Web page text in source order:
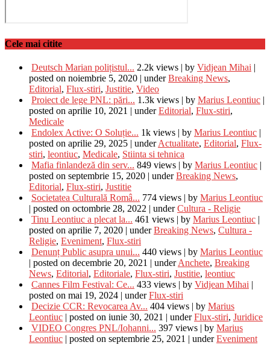
Cele mai citite
Deutsch Marian polițistul... 2.2k views | by Vidjean Mihai |
posted on noiembrie 5, 2020 | underBreaking News,
Editorial, Flux-stiri, Justitie, Video
Proiect de lege PNL: pări... 1.3k views | by Marius Leontiuc |
posted on aprilie 10, 2021 | underEditorial, Flux-stiri,
Medicale
Endolex Active: O Soluție... 1k views | by Marius Leontiuc |
posted on aprilie 29, 2025 | underActualitate, Editorial, Flux-
stiri, leontiuc, Medicale, Stiinta si tehnica
Mafia finlandeză din serv... 849 views | by Marius Leontiuc |
posted on septembrie 15, 2020 | underBreaking News,
Editorial, Flux-stiri, Justitie
Societatea Culturală Româ... 774 views | by Marius Leontiuc
| posted on octombrie 28, 2022 | underCultura - Religie
Tinu Leontiuc a plecat la... 461 views | by Marius Leontiuc |
posted on aprilie 7, 2020 | underBreaking News, Cultura -
Religie, Eveniment, Flux-stiri
Denunț Public asupra unui... 440 views | by Marius Leontiuc
| posted on decembrie 20, 2021 | underAnchete, Breaking
News, Editorial, Editoriale, Flux-stiri, Justitie, leontiuc
Cannes Film Festival: Ce... 433 views | by Vidjean Mihai |
posted on mai 19, 2024 | underFlux-stiri
Decizie CCR: Revocarea Av... 404 views | by Marius
Leontiuc | posted on iunie 30, 2021 | underFlux-stiri, Juridice
VIDEO Congres PNL/Iohanni... 397 views | by Marius
Leontiuc | posted on septembrie 25, 2021 | underEveniment